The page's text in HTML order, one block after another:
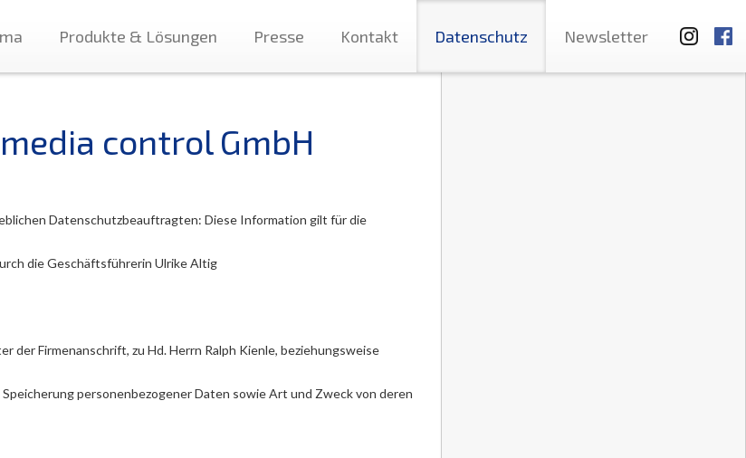
Produkte & Lösungen Presse Kontakt Datenschutz Newsletter
control GmbH
Datenschutzbeauftragten: Diese Information gilt für die
die Geschäftsführerin Ulrike Altig
Firmenanschrift, zu Hd. Herrn Ralph Kienle, beziehungsweise
personenbezogener Daten sowie Art und Zweck von deren